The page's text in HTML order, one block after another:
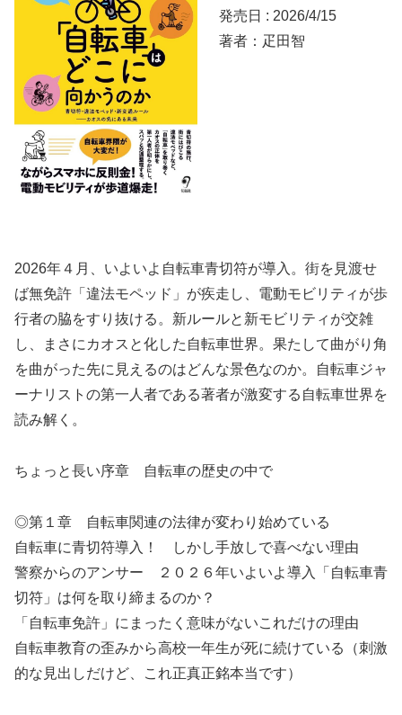
発売日 : 2026/4/15
著者：疋田智
2026年４月、いよいよ自転車青切符が導入。街を見渡せ
ば無免許「違法モペッド」が疾走し、電動モビリティが歩
行者の脇をすり抜ける。新ルールと新モビリティが交雑
し、まさにカオスと化した自転車世界。果たして曲がり角
を曲がった先に見えるのはどんな景色なのか。自転車ジャ
ーナリストの第一人者である著者が激変する自転車世界を
読み解く。
ちょっと長い序章 自転車の歴史の中で
◎第１章 自転車関連の法律が変わり始めている
自転車に青切符導入！ しかし手放しで喜べない理由
警察からのアンサー ２０２６年いよいよ導入「自転車青
切符」は何を取り締まるのか？
「自転車免許」にまったく意味がないこれだけの理由
自転車教育の歪みから高校一年生が死に続けている（刺激
的な見出しだけど、これ正真正銘本当です）